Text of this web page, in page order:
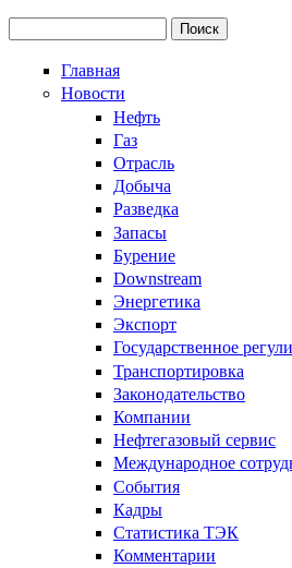
Главная
Новости
Нефть
Газ
Отрасль
Добыча
Разведка
Запасы
Бурение
Downstream
Энергетика
Экспорт
Государственное
Транспортировка
Законодательство
Компании
Нефтегазовый сервис
Международное
События
Кадры
Статистика ТЭК
Комментарии